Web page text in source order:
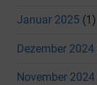
Januar 2025 (1)
Dezember 2024
November 2024